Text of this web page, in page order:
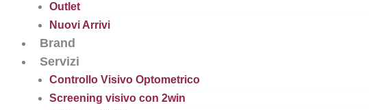
Outlet
Nuovi Arrivi
Brand
Servizi
Controllo Visivo Optometrico
Screening visivo con 2win